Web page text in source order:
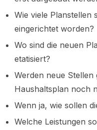
Wie viele Planstellen
eingerichtet worden?
Wo sind die neuen
etatisiert?
Werden neue Stellen
Haushaltsplan noch
Wenn ja, wie sollen
Welche Leistungen